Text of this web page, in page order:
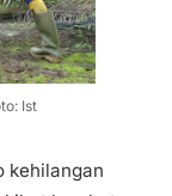
Ist
kehilangan